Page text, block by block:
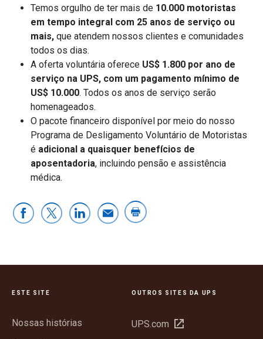
Temos orgulho de ter mais de 10.000 motoristas
em tempo integral com 25 anos de serviço ou
mais, que atendem nossos clientes e comunidades
todos os dias.
A oferta voluntária oferece US$ 1.800 por ano de
serviço na UPS, com um pagamento mínimo de
US$ 10.000. Todos os anos de serviço serão
homenageados.
O pacote financeiro disponível por meio do nosso
Programa de Desligamento Voluntário de Motoristas
é adicional a quaisquer benefícios de
aposentadoria, incluindo pensão e assistência
médica.
ESTE SITE
Nossas histórias
OUTROS SITES DA UPS
UPS.com Abrir